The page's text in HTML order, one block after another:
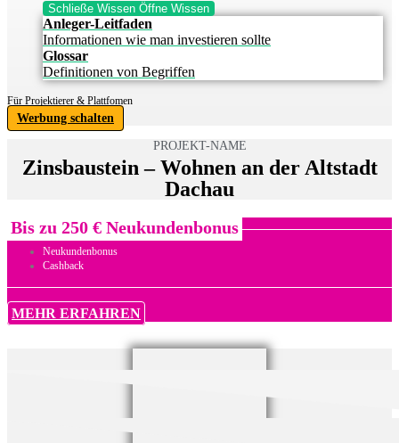
Schließe Wissen Öffne Wissen
Anleger-Leitfaden
Informationen wie man investieren sollte
Glossar
Definitionen von Begriffen
Für Projektierer & Plattfomen
Werbung schalten
PROJEKT-NAME
Zinsbaustein – Wohnen an der Altstadt
Dachau
Bis zu 250 € Neukundenbonus
Neukundenbonus
Cashback
MEHR ERFAHREN